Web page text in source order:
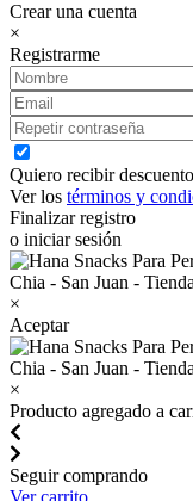
Crear una cuenta
×
Registrarme
Quiero recibir
Ver los términos y
Finalizar registro
o iniciar sesión
×
Aceptar
×
Producto agregado a
Seguir comprando
Ver carrito